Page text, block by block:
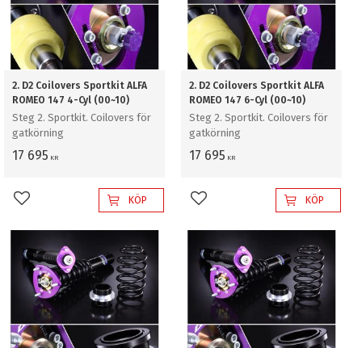
2. D2 Coilovers Sportkit ALFA
ROMEO 147 4-Cyl (00~10)
Steg 2. Sportkit. Coilovers för
gatkörning
17 695 KR
Lägg till i favoriterKÖP
2. D2 Coilovers Sportkit ALFA
ROMEO 147 6-Cyl (00~10)
Steg 2. Sportkit. Coilovers för
gatkörning
17 695 KR
Lägg till i favoriterKÖP